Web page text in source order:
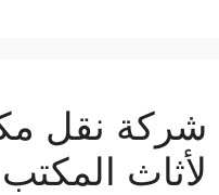
لأثاث